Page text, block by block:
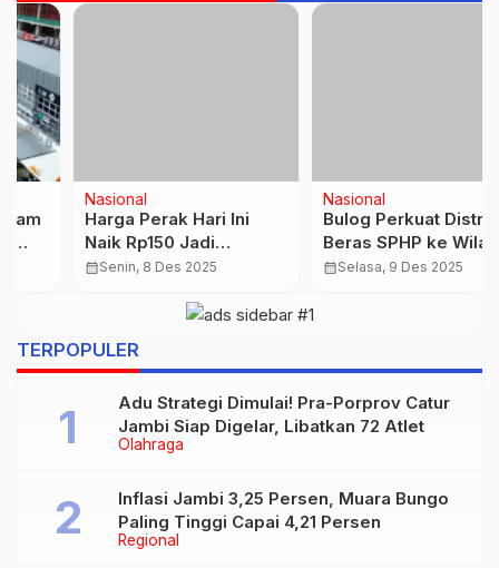
Nasional
Harga Perak Hari Ini
Naik Rp150 Jadi
Rp36.445 per Gram
Senin, 8 Des 2025
Nasional
Bulog Perkuat Distribusi
Beras SPHP ke Wilayah
Terpencil Papua Jelang
Selasa, 9 Des 2025
TERPOPULER
Olahraga
Adu Strategi Dimulai! Pra-Porprov Catur
Jambi Siap Digelar, Libatkan 72 Atlet
Regional
Inflasi Jambi 3,25 Persen, Muara Bungo
Paling Tinggi Capai 4,21 Persen